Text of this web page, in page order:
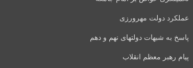
عملکرد دولت مهرورزی
پاسخ به شبهات دولتهای نهم و دهم
پیام رهبر معظم انقلاب